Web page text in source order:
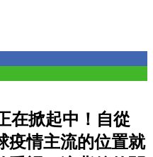
在掀起中！自從
疫情主流的位置就